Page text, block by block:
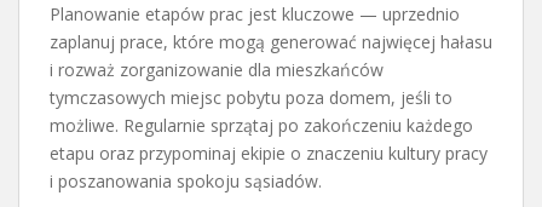
Planowanie etapów prac jest kluczowe — uprzednio
zaplanuj prace, które mogą generować najwięcej hałasu
i rozważ zorganizowanie dla mieszkańców
tymczasowych miejsc pobytu poza domem, jeśli to
możliwe. Regularnie sprzątaj po zakończeniu każdego
etapu oraz przypominaj ekipie o znaczeniu kultury pracy
i poszanowania spokoju sąsiadów.